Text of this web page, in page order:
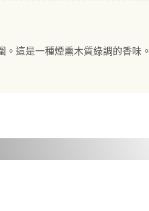
這是一種煙熏木質綠調的香味。